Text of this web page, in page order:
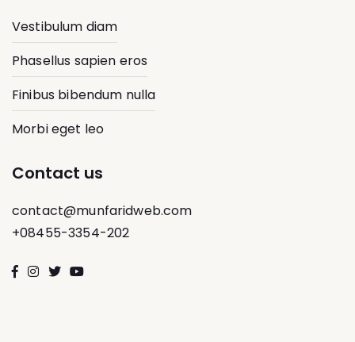
Vestibulum diam
Phasellus sapien eros
Finibus bibendum nulla
Morbi eget leo
Contact us
contact@munfaridweb.com
+08455-3354-202